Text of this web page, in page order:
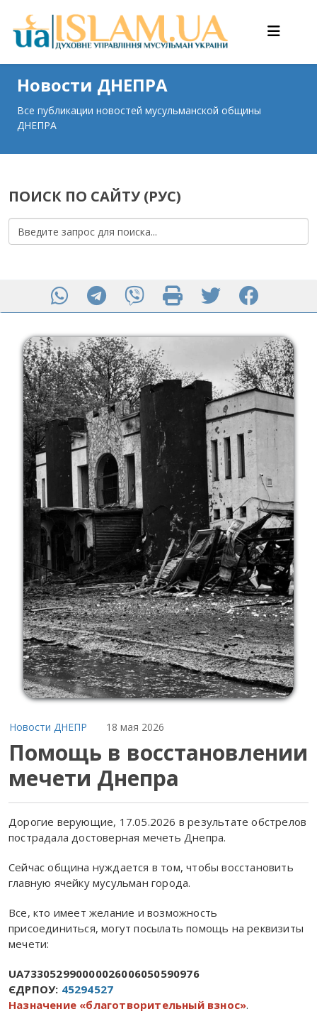
Новости ДНЕПРА
Все публикации новостей мусульманской общины
ДНЕПРА
ПОИСК ПО САЙТУ (РУС)
Новости ДНЕПР 18 мая 2026
Помощь в восстановлении
мечети Днепра
Дорогие верующие, 17.05.2026 в результате обстрелов
пострадала достоверная мечеть Днепра.
Сейчас община нуждается в том, чтобы восстановить
главную ячейку мусульман города.
Все, кто имеет желание и возможность
присоединиться, могут посылать помощь на реквизиты
мечети:
UA733052990000026006050590976
ЄДРПОУ: 45294527
Назначение «благотворительный взнос».